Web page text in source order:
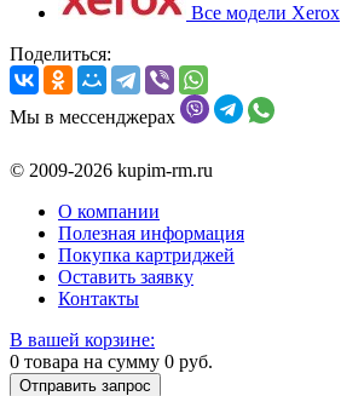
Все модели Xerox
Поделиться:
Мы в мессенджерах
© 2009-2026 kupim-rm.ru
О компании
Полезная информация
Покупка картриджей
Оставить заявку
Контакты
В вашей корзине:
0 товара на сумму 0 руб.
Отправить запрос